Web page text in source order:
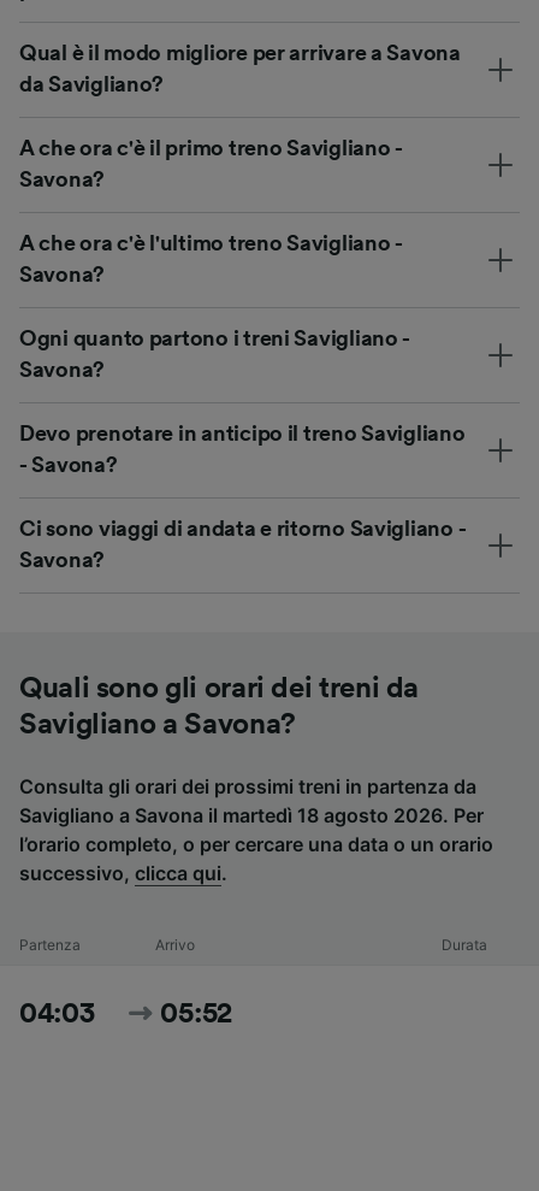
Qual è il modo migliore per arrivare a Savona
da Savigliano?
A che ora c'è il primo treno Savigliano -
Savona?
A che ora c'è l'ultimo treno Savigliano -
Savona?
Ogni quanto partono i treni Savigliano -
Savona?
Devo prenotare in anticipo il treno Savigliano
- Savona?
Ci sono viaggi di andata e ritorno Savigliano -
Savona?
Quali sono gli orari dei treni da
Savigliano a Savona?
Consulta gli orari dei prossimi treni in partenza da
Savigliano a Savona il martedì 18 agosto 2026. Per
l’orario completo, o per cercare una data o un orario
successivo, clicca qui.
Partenza Arrivo Durata
04:03 05:52